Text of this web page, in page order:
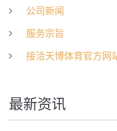
公司新闻
服务宗旨
接洽天博体育官方网
最新资讯